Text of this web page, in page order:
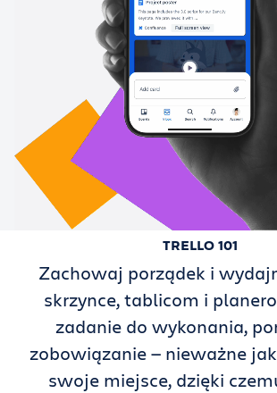
TRELLO 101
Zachowaj porządek i
skrzynce, tablicom i
zadanie do wykonania,
zobowiązanie — nieważne
swoje miejsce, dzięki